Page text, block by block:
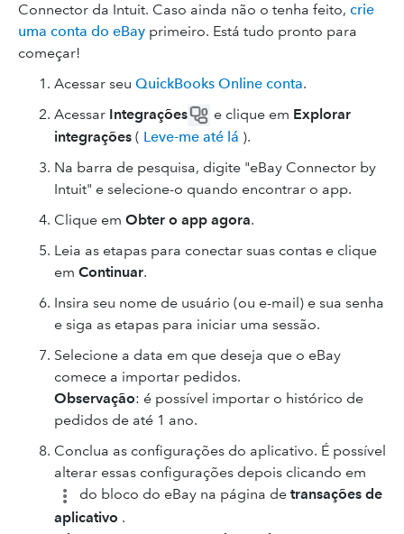
Connector da Intuit. Caso ainda não o tenha feito, crie
uma conta do eBay primeiro. Está tudo pronto para
começar!
Acessar seu QuickBooks Online conta.
Acessar Integrações e clique em Explorar
integrações ( Leve-me até lá ).
Na barra de pesquisa, digite "eBay Connector by
Intuit" e selecione-o quando encontrar o app.
Clique em Obter o app agora.
Leia as etapas para conectar suas contas e clique
em Continuar.
Insira seu nome de usuário (ou e-mail) e sua senha
e siga as etapas para iniciar uma sessão.
Selecione a data em que deseja que o eBay
comece a importar pedidos.
Observação: é possível importar o histórico de
pedidos de até 1 ano.
Conclua as configurações do aplicativo. É possível
alterar essas configurações depois clicando em
do bloco do eBay na página de transações de
aplicativo .